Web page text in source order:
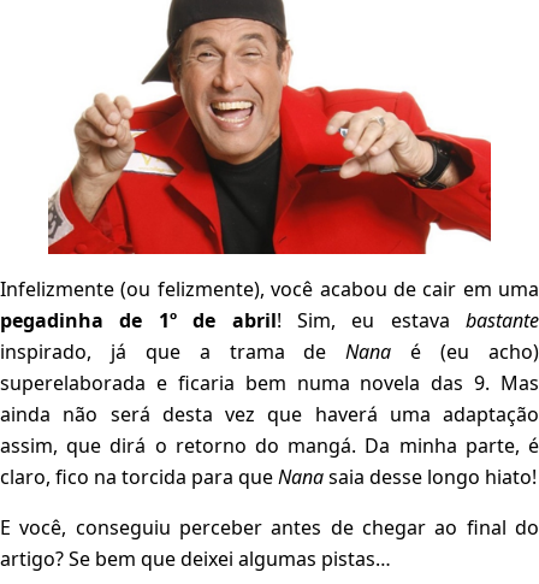
Infelizmente (ou felizmente), você acabou de cair em uma
pegadinha de 1º de abril! Sim, eu estava bastante
inspirado, já que a trama deNana é (eu acho)
superelaborada e ficaria bem numa novela das 9. Mas
ainda não será desta vez que haverá uma adaptação
assim, que dirá o retorno do mangá. Da minha parte, é
claro, fico na torcida para queNanasaia desse longo hiato!
E você, conseguiu perceber antes de chegar ao final do
artigo? Se bem que deixei algumas pistas…